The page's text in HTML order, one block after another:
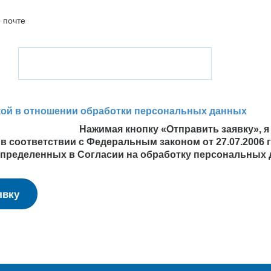
в отношении обработки персональных данных
Нажимая кнопку «Отправить заявку»,
соответствии с Федеральным законом от
в Согласии на обработку персональных